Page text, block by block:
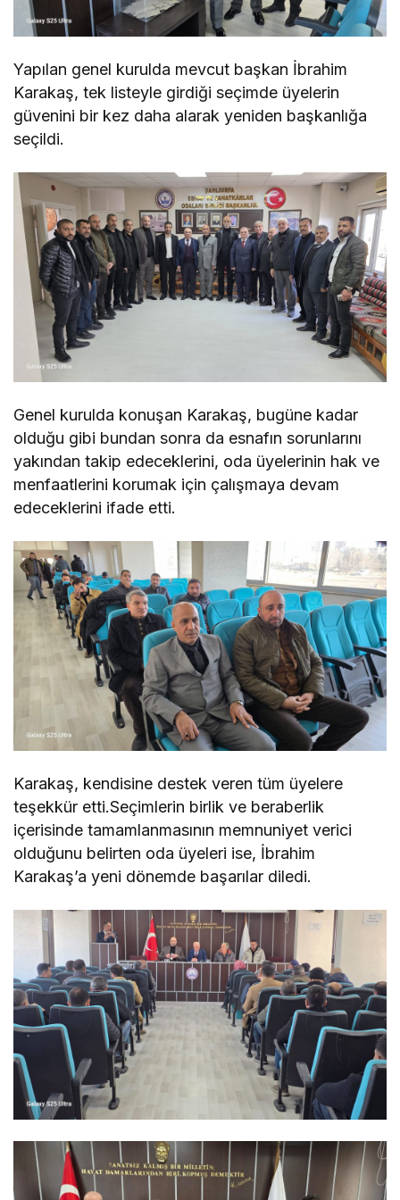
Yapılan genel kurulda mevcut başkan İbrahim
Karakaş, tek listeyle girdiği seçimde üyelerin
güvenini bir kez daha alarak yeniden başkanlığa
seçildi.
Genel kurulda konuşan Karakaş, bugüne kadar
olduğu gibi bundan sonra da esnafın sorunlarını
yakından takip edeceklerini, oda üyelerinin hak ve
menfaatlerini korumak için çalışmaya devam
edeceklerini ifade etti.
Karakaş, kendisine destek veren tüm üyelere
teşekkür etti.Seçimlerin birlik ve beraberlik
içerisinde tamamlanmasının memnuniyet verici
olduğunu belirten oda üyeleri ise, İbrahim
Karakaş’a yeni dönemde başarılar diledi.